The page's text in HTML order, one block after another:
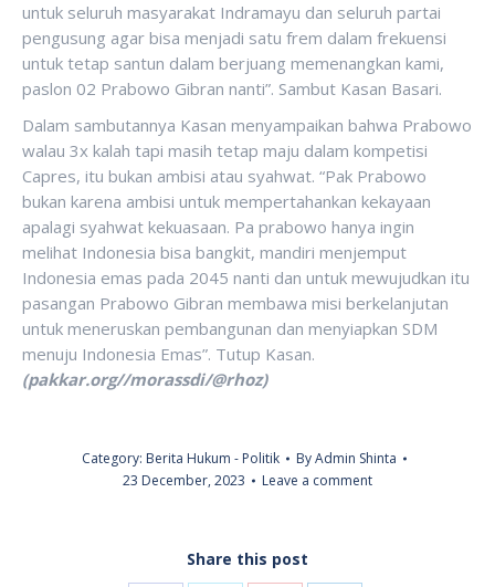
untuk seluruh masyarakat Indramayu dan seluruh partai
pengusung agar bisa menjadi satu frem dalam frekuensi
untuk tetap santun dalam berjuang memenangkan kami,
paslon 02 Prabowo Gibran nanti”. Sambut Kasan Basari.
Dalam sambutannya Kasan menyampaikan bahwa Prabowo
walau 3x kalah tapi masih tetap maju dalam kompetisi
Capres, itu bukan ambisi atau syahwat. “Pak Prabowo
bukan karena ambisi untuk mempertahankan kekayaan
apalagi syahwat kekuasaan. Pa prabowo hanya ingin
melihat Indonesia bisa bangkit, mandiri menjemput
Indonesia emas pada 2045 nanti dan untuk mewujudkan itu
pasangan Prabowo Gibran membawa misi berkelanjutan
untuk meneruskan pembangunan dan menyiapkan SDM
menuju Indonesia Emas”. Tutup Kasan.
(pakkar.org//morassdi/@rhoz)
Category: Berita Hukum - Politik ByAdmin Shinta
23 December, 2023
Leave a comment
Share this post